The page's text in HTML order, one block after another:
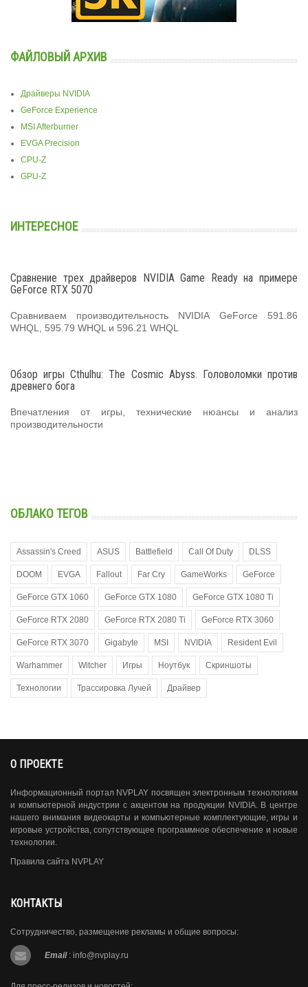
ФАЙЛОВЫЙ АРХИВ
Драйверы NVIDIA
GeForce Experience
MSI Afterburner
EVGA Precision
CPU-Z
GPU-Z
ИНТЕРЕСНОЕ
Сравнение трех драйверов NVIDIA Game Ready на примере
GeForce RTX 5070
Сравниваем производительность NVIDIA GeForce 591.86
WHQL, 595.79 WHQL и 596.21 WHQL
Обзор игры Cthulhu: The Cosmic Abyss. Головоломки против
древнего бога
Впечатления от игры, технические нюансы и анализ
производительности
ОБЛАКО ТЕГОВ
Assassin's Creed ASUS Battlefield Call Of Duty DLSS
DOOM EVGA Fallout Far Cry GameWorks GeForce
GeForce GTX 1060 GeForce GTX 1080 GeForce GTX 1080 Ti
GeForce RTX 2080 GeForce RTX 2080 Ti GeForce RTX 3060
GeForce RTX 3070 Gigabyte MSI NVIDIA Resident Evil
Warhammer Witcher Игры Ноутбук Скриншоты
Технологии Трассировка Лучей Драйвер
О ПРОЕКТЕ
Информационный портал NVPLAY посвящен электронным технологиям
и компьютерной индустрии с акцентом на продукции NVIDIA. В центре
нашего внимания видеокарты и компьютерные комплектующие, игры и
игровые устройства, сопутствующее программное обеспечение и новые
технологии.
Правила сайта NVPLAY
КОНТАКТЫ
Сотрудничество, размещение рекламы и общие вопросы:
Email : info@nvplay.ru